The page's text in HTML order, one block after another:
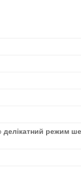
делікатний режим